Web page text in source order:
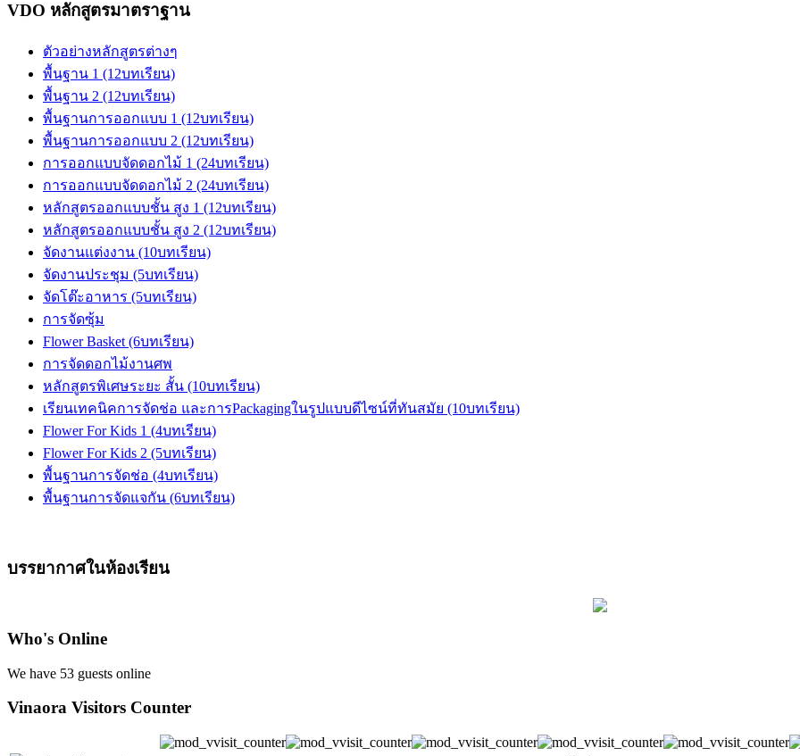
VDO หลักสูตรมาตราฐาน
ตัวอย่างหลักสูตรต่างๆ
พื้นฐาน 1 (12บทเรียน)
พื้นฐาน 2 (12บทเรียน)
พื้นฐานการออกแบบ 1 (12บทเรียน)
พื้นฐานการออกแบบ 2 (12บทเรียน)
การออกแบบจัดดอกไม้ 1 (24บทเรียน)
การออกแบบจัดดอกไม้ 2 (24บทเรียน)
หลักสูตรออกแบบชั้น สูง 1 (12บทเรียน)
หลักสูตรออกแบบชั้น สูง 2 (12บทเรียน)
จัดงานแต่งงาน (10บทเรียน)
จัดงานประชุม (5บทเรียน)
จัดโต๊ะอาหาร (5บทเรียน)
การจัดซุ้ม
Flower Basket (6บทเรียน)
การจัดดอกไม้งานศพ
หลักสูตรพิเศษระยะ สั้น (10บทเรียน)
เรียนเทคนิคการจัดช่อ และการPackagingในรูปแบบดีไซน์ที่ทันสมัย (10บทเรียน)
Flower For Kids 1 (4บทเรียน)
Flower For Kids 2 (5บทเรียน)
พื้นฐานการจัดช่อ (4บทเรียน)
พื้นฐานการจัดแจกัน (6บทเรียน)
บรรยากาศในห้องเรียน
Who's Online
We have 53 guests online
Vinaora Visitors Counter